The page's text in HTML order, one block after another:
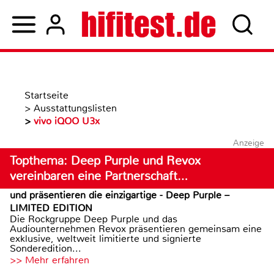
Startseite
> Ausstattungslisten
> vivo iQOO U3x
Anzeige
Topthema: Deep Purple und Revox
vereinbaren eine Partnerschaft…
und präsentieren die einzigartige - Deep Purple –
LIMITED EDITION
Die Rockgruppe Deep Purple und das
Audiounternehmen Revox präsentieren gemeinsam eine
exklusive, weltweit limitierte und signierte
Sonderedition...
>> Mehr erfahren